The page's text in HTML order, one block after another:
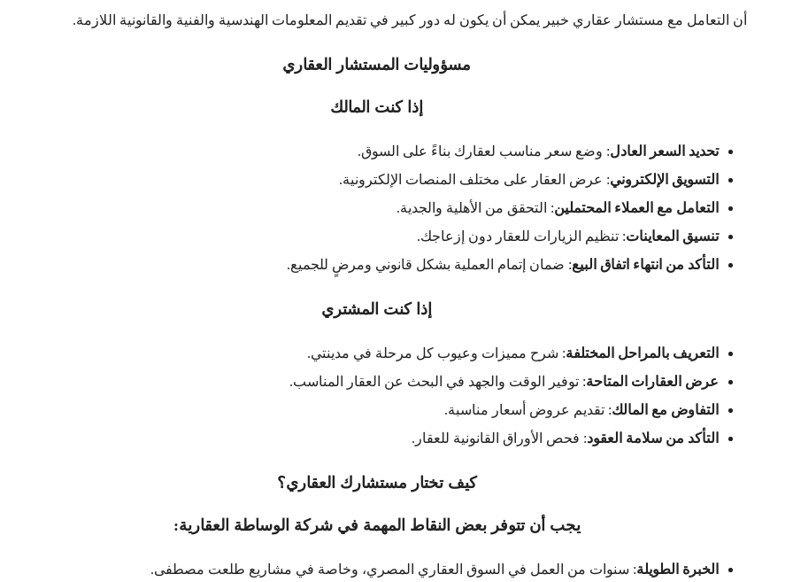
أن التعامل مع مستشار عقاري خبير يمكن أن يكون له دور كبير في تقديم المعلومات الهندسية والفنية والقانونية اللازمة.
مسؤوليات المستشار العقاري
إذا كنت المالك
تحديد السعر العادل: وضع سعر مناسب لعقارك بناءً على السوق.
التسويق الإلكتروني: عرض العقار على مختلف المنصات الإلكترونية.
التعامل مع العملاء المحتملين: التحقق من الأهلية والجدية.
تنسيق المعاينات: تنظيم الزيارات للعقار دون إزعاجك.
التأكد من انتهاء اتفاق البيع: ضمان إتمام العملية بشكل قانوني ومرضٍ للجميع.
إذا كنت المشتري
التعريف بالمراحل المختلفة: شرح مميزات وعيوب كل مرحلة في مدينتي.
عرض العقارات المتاحة: توفير الوقت والجهد في البحث عن العقار المناسب.
التفاوض مع المالك: تقديم عروض أسعار مناسبة.
التأكد من سلامة العقود: فحص الأوراق القانونية للعقار.
كيف تختار مستشارك العقاري؟
يجب أن تتوفر بعض النقاط المهمة في شركة الوساطة العقارية:
الخبرة الطويلة: سنوات من العمل في السوق العقاري المصري، وخاصة في مشاريع طلعت مصطفى.